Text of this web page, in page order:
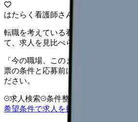
はたらく看護師さん 求人
転職を考えている看護師さんへ。まず
て、求人を見比べられます。
「今の職場、このままでいいのかな...
票の条件と応募前に確認したい不安を
ださい。
求人検索 条件整理
希望条件で求人を探す